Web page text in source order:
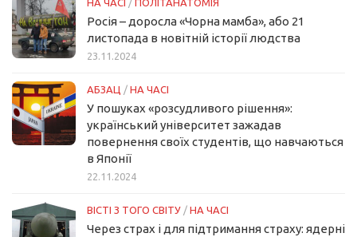
НА ЧАСІ / ПОЛІТАНАТОМІЯ
Росія – доросла «Чорна мамба», або 21
листопада в новітній історії людства
23.11.2024
АБЗАЦ / НА ЧАСІ
У пошуках «розсудливого рішення»:
український університет зажадав
повернення своїх студентів, що навчаються
в Японії
22.11.2024
ВІСТІ З ТОГО СВІТУ / НА ЧАСІ
Через страх і для підтримання страху: ядерні